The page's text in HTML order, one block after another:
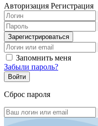
Авторизация Регистрация
Запомнить меня
Забыли пароль?
Сброс пароля